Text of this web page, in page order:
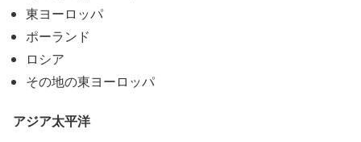
東ヨーロッパ
ポーランド
ロシア
その地の東ヨーロッパ
アジア太平洋